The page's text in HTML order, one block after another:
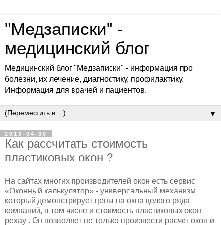
"Медзаписки" -
медицинский блог
Медицинский блог "Медзаписки" - информация про
болезни, их лечение, диагностику, профилактику.
Информация для врачей и пациентов.
▼
2013-04-30
Как рассчитать стоимость
пластиковых окон ?
На сайтах многих производителей окон есть сервис
«Оконный калькулятор» - универсальный механизм,
который демонстрирует цены на окна целого ряда
компаний, в том числе и стоимость пластиковых окон
рехау . Он позволяет не только произвести расчет окон и